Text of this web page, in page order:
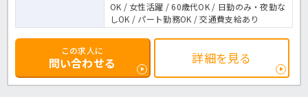
OK / 女性活躍 / 60歳代OK / 日勤のみ・夜勤な
しOK / パート勤務OK / 交通費支給あり
この求人に
問い合わせる 詳細を見る